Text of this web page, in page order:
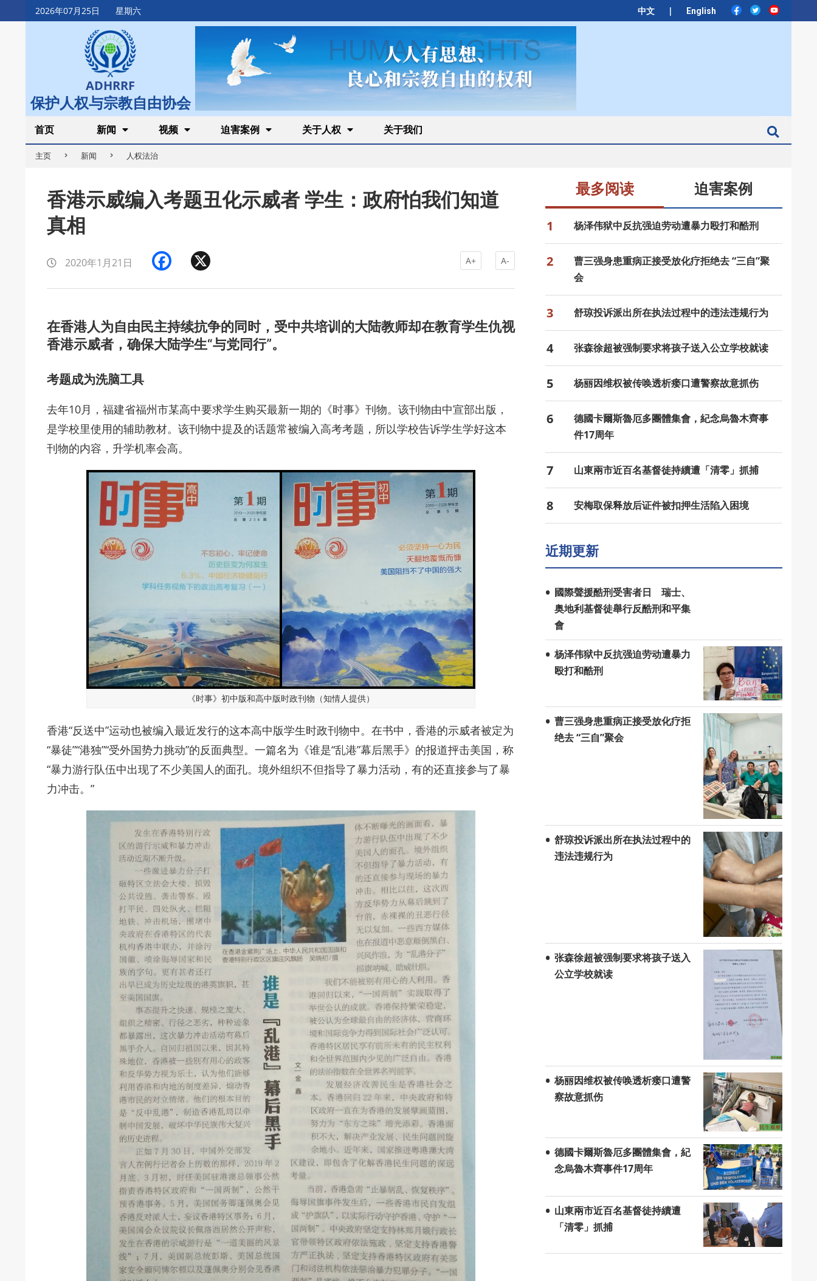
2026年07月25日 星期六 中文 | English
Skip
to
ADHRRF
保护人权与宗教自由协会
Secondary
Navigation
Menu
首页 新闻 视频 迫害案例 关于人权 关于我们
主页 新闻 人权法治
香港示威编入考题丑化示威者 学生：政府怕我们知道
真相
2020年1月21日 Facebook A+ A-
在香港人为自由民主持续抗争的同时，受中共培训的大陆教师却在教育学生仇视
香港示威者，确保大陆学生“与党同行”。
考题成为洗脑工具
去年10月，福建省福州市某高中要求学生购买最新一期的《时事》刊物。该刊物由中宣部出版，
是学校里使用的辅助教材。该刊物中提及的话题常被编入高考考题，所以学校告诉学生学好这本
刊物的内容，升学机率会高。
《时事》初中版和高中版时政刊物（知情人提供）
香港“反送中”运动也被编入最近发行的这本高中版学生时政刊物中。在书中，香港的示威者被定为
“暴徒”“港独”“受外国势力挑动”的反面典型。一篇名为《谁是“乱港”幕后黑手》的报道抨击美国，称
“暴力游行队伍中出现了不少美国人的面孔。境外组织不但指导了暴力活动，有的还直接参与了暴
力冲击。”
最多阅读 迫害案例
1 杨泽伟狱中反抗强迫劳动遭暴力殴打和酷刑
2
曹三强身患重病正接受放化疗拒绝去 “三自”聚
会
3 舒琼投诉派出所在执法过程中的违法违规行为
4 张森徐超被强制要求将孩子送入公立学校就读
5 杨丽因维权被传唤透析瘘口遭警察故意抓伤
6
德國卡爾斯魯厄多團體集會，紀念烏魯木齊事
件17周年
7 山東兩市近百名基督徒持續遭「清零」抓捕
8 安梅取保释放后证件被扣押生活陷入困境
近期更新
國際聲援酷刑受害者日 瑞士、
奥地利基督徒舉行反酷刑和平集
會
杨泽伟狱中反抗强迫劳动遭暴力
殴打和酷刑
曹三强身患重病正接受放化疗拒
绝去 “三自”聚会
舒琼投诉派出所在执法过程中的
违法违规行为
张森徐超被强制要求将孩子送入
公立学校就读
杨丽因维权被传唤透析瘘口遭警
察故意抓伤
德國卡爾斯魯厄多團體集會，紀
念烏魯木齊事件17周年
山東兩市近百名基督徒持續遭
「清零」抓捕